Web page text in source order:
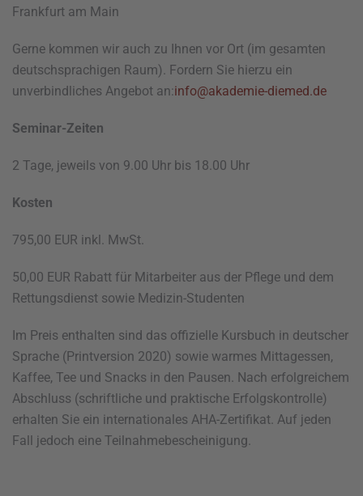
Frankfurt am Main
Gerne kommen wir auch zu Ihnen vor Ort (im gesamten
deutschsprachigen Raum). Fordern Sie hierzu ein
unverbindliches Angebot an:info@akademie-diemed.de
Seminar-Zeiten
2 Tage, jeweils von 9.00 Uhr bis 18.00 Uhr
Kosten
795,00 EUR inkl. MwSt.
50,00 EUR Rabatt für Mitarbeiter aus der Pflege und dem
Rettungsdienst sowie Medizin-Studenten
Im Preis enthalten sind das offizielle Kursbuch in deutscher
Sprache (Printversion 2020) sowie warmes Mittagessen,
Kaffee, Tee und Snacks in den Pausen. Nach erfolgreichem
Abschluss (schriftliche und praktische Erfolgskontrolle)
erhalten Sie ein internationales AHA-Zertifikat. Auf jeden
Fall jedoch eine Teilnahmebescheinigung.